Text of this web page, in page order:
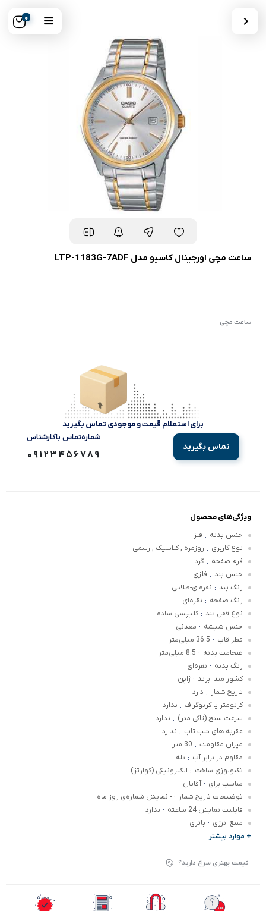
0
ساعت مچی اورجینال کاسیو مدل LTP-1183G-7ADF
ساعت مچی
برای استعلام قیمت و موجودی تماس بگیرید
تماس بگیرید
شماره‌تماس‌ با‌کارشناس
09123456789
ویژگی‌های محصول
جنس بدنه : فلز
نوع کاربری : روزمره , کلاسیک , رسمی
فرم صفحه : گرد
جنس بند : فلزی
رنگ بند : نقره‌ای-طلایی
رنگ صفحه : نقره‌ای
نوع قفل بند : کلیپسی ساده
جنس شیشه : معدنی
قطر قاب : 36.5 میلی‌متر
ضخامت بدنه : 8.5 میلی‌متر
رنگ بدنه : نقره‌ای
کشور مبدا برند : ژاپن
تاریخ شمار : دارد
کرنومتر یا کرنوگراف : ندارد
سرعت سنج (تاکی متر) : ندارد
عقربه های شب تاب : ندارد
میزان مقاومت : 30 متر
مقاوم در برابر آب : بله
تکنولوژی ساخت : الکترونیکی (کوارتز)
مناسب برای : آقایان
توضیحات تاریخ شمار : - نمایش شماره‌ی روز ماه
قابلیت نمایش 24 ساعته
: ندارد
منبع انرژی : باتری
+ موارد بیشتر
قیمت بهتری سراغ دارید؟